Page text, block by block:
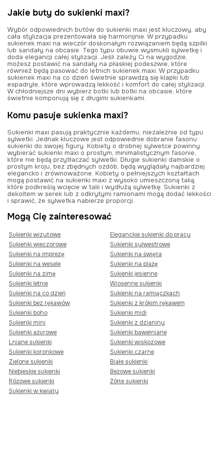
Jakie buty do sukienki maxi?
Wybór odpowiednich butów do sukienki maxi jest kluczowy, aby
cała stylizacja prezentowała się harmonijnie. W przypadku
sukienek maxi na wieczór doskonałym rozwiązaniem będą szpilki
lub sandały na obcasie. Tego typu obuwie wysmukli sylwetkę i
doda elegancji całej stylizacji. Jeśli zależy Ci na wygodzie,
możesz postawić na sandały na płaskiej podeszwie, które
również będą pasować do letnich sukienek maxi. W przypadku
sukienek maxi na co dzień świetnie sprawdzą się klapki lub
espadryle, które wprowadzą lekkość i komfort do całej stylizacji.
W chłodniejsze dni wybierz botki lub botki na obcasie, które
świetnie komponują się z długimi sukienkami.
Komu pasuje sukienka maxi?
Sukienki maxi pasują praktycznie każdemu, niezależnie od typu
sylwetki. Jednak kluczowe jest odpowiednie dobranie fasonu
sukienki do swojej figury. Kobiety o drobnej sylwetce powinny
wybierać sukienki maxi o prostym, minimalistycznym fasonie,
które nie będą przytłaczać sylwetki. Długie sukienki damskie o
prostym kroju, bez zbędnych ozdób, będą wyglądały najbardziej
elegancko i zrównoważone. Kobiety o pełniejszych kształtach
mogą postawić na sukienki maxi z wysoko umieszczoną talią,
które podkreślą wcięcie w talii i wydłużą sylwetkę. Sukienki z
dekoltem w serek lub z odkrytymi ramionami mogą dodać lekkości
i sprawić, że sylwetka nabierze proporcji.
Mogą Cię zainteresować
Sukienki wizytowe
Eleganckie sukienki do pracy
Sukienki wieczorowe
Sukienki sylwestrowe
Sukienki na imprezę
Sukienki na święta
Sukienki na wesele
Sukienki na plażę
Sukienki na zimę
Sukienki jesienne
Sukienki letnie
Wiosenne sukienki
Sukienki na co dzień
Sukienki na ramiączkach
Sukienki bez rękawów
Sukienki z krókim rękawem
Sukienki boho
Sukienki midi
Sukienki mini
Sukienki z dzianiny
Sukienki ażurowe
Sukienki bawełniane
Lniane sukienki
Sukienki wiskozowe
Sukienki koronkowe
Sukienki czarne
Zielone sukienki
Białe sukienki
Niebieskie sukienki
Beżowe sukienki
Różowe sukienki
Żółte sukienki
Sukienki w kwiaty